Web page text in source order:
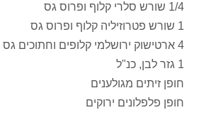
1/4 שורש סלרי קלוף ופרוס גס
1 שורש פטרוזיליה קלוף ופרוס גס
4 ארטישוק ירושלמי קלופים וחתוכים גס
1 גזר לבן, כנ"ל
חופן זיתים מגולענים
חופן פלפלונים ירוקים